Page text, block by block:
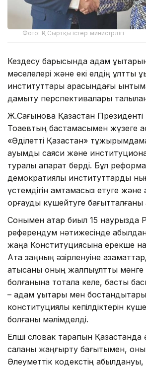
Фото: ҚР Сыртқы істер министрлігі
Кездесу барысында адам
мәселелері және екі елдің ұлттық
институттары арасындағы
дамыту перспективалары
Ж.Сағынова Қазақстан
Тоқаевтың бастамасымен жүзеге
«Әділетті Қазақстан»
ауқымды саяси және
туралы ақпарат берді. Бұл
демократиялық институттарды
үстемдігін қамтамасыз етуге және
қорғауды күшейтуге бағытталғаны
Сонымен қатар биыл 15 наурызда
референдум нәтижесінде
жаңа Конституциясына ерекше
Ата заңның әзірленуіне
қатысқаны оның жалпыұлттық
болғанына тоқтала келе, басты
– адам құқықтары мен
конституциялық кепілдіктерін
болғаны мәлімделді.
Елші словак тарапын Қазақстанда
саланы жаңғырту бағытымен,
Әлеуметтік кодекстің қабылдануы,